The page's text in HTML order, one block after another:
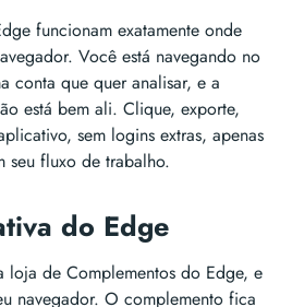
funcionam exatamente onde
Você está navegando no
conta que quer analisar, e a
está bem ali. Clique, exporte,
sem logins extras, apenas
seu fluxo de trabalho.
do Edge
loja de Complementos do Edge, e
navegador. O complemento fica